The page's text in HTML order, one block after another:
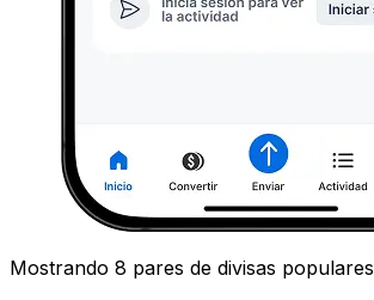
Mostrando 8 pares de divisas populares